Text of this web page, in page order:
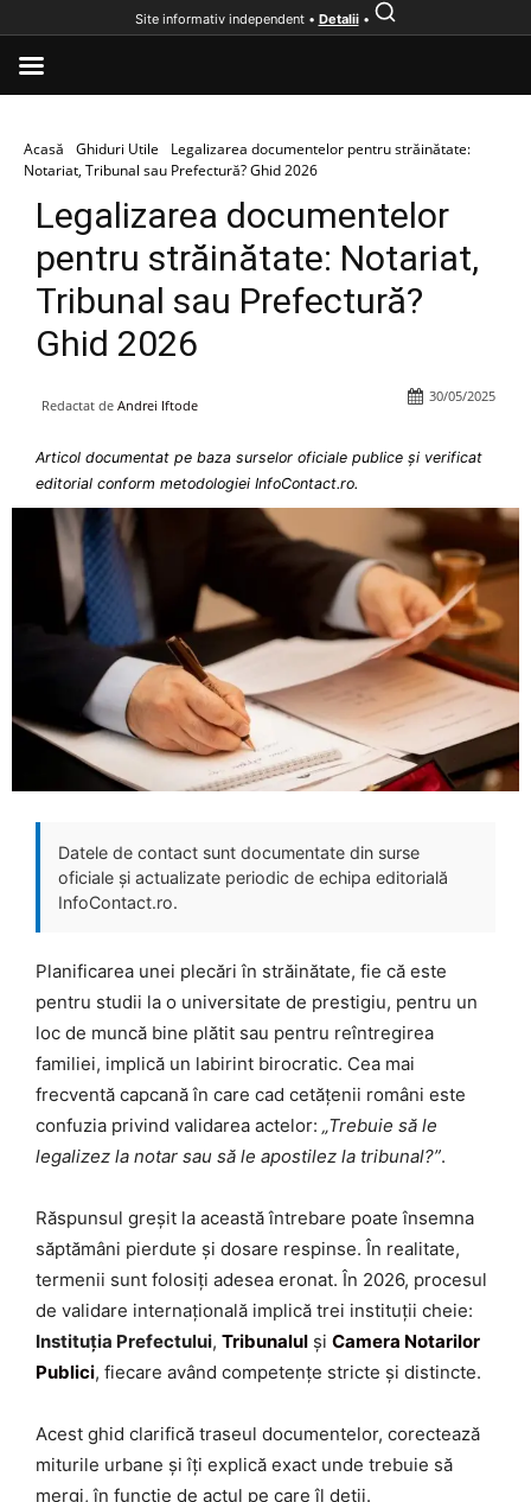
Acasă Ghiduri Utile
Legalizarea documentelor pentru străinătate:
Notariat, Tribunal sau Prefectură? Ghid 2026
Legalizarea documentelor
pentru străinătate: Notariat,
Tribunal sau Prefectură?
Ghid 2026
Redactat de Andrei Iftode
30/05/2025
Articol documentat pe baza surselor oficiale publice și verificat
editorial conform metodologiei InfoContact.ro.
Datele de contact sunt documentate din surse
oficiale și actualizate periodic de echipa editorială
InfoContact.ro.
Planificarea unei plecări în străinătate, fie că este
pentru studii la o universitate de prestigiu, pentru un
loc de muncă bine plătit sau pentru reîntregirea
familiei, implică un labirint birocratic. Cea mai
frecventă capcană în care cad cetățenii români este
confuzia privind validarea actelor: „Trebuie să le
legalizez la notar sau să le apostilez la tribunal?”.
Răspunsul greșit la această întrebare poate însemna
săptămâni pierdute și dosare respinse. În realitate,
termenii sunt folosiți adesea eronat. În 2026, procesul
de validare internațională implică trei instituții cheie:
Instituția Prefectului, Tribunalul și Camera Notarilor
Publici, fiecare având competențe stricte și distincte.
Acest ghid clarifică traseul documentelor, corectează
miturile urbane și îți explică exact unde trebuie să
mergi, în funcție de actul pe care îl deții.
Site informativ independent • Detalii•